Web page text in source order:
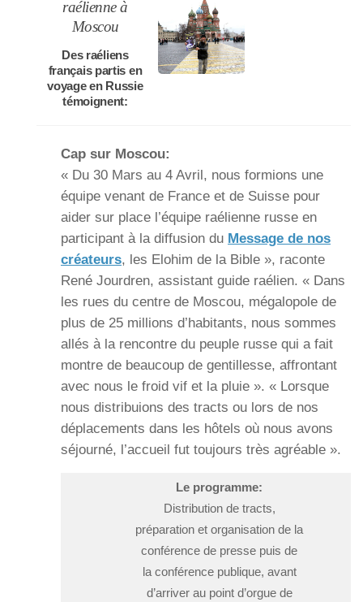
raélienne à
Moscou
Des raéliens
français partis en
voyage en Russie
témoignent:
Cap sur Moscou:
« Du 30 Mars au 4 Avril, nous formions une
équipe venant de France et de Suisse pour
aider sur place l’équipe raélienne russe en
participant à la diffusion du Message de nos
créateurs, les Elohim de la Bible », raconte
René Jourdren, assistant guide raélien. « Dans
les rues du centre de Moscou, mégalopole de
plus de 25 millions d’habitants, nous sommes
allés à la rencontre du peuple russe qui a fait
montre de beaucoup de gentillesse, affrontant
avec nous le froid vif et la pluie ». « Lorsque
nous distribuions des tracts ou lors de nos
déplacements dans les hôtels où nous avons
séjourné, l’accueil fut toujours très agréable ».
Le programme:
Distribution de tracts,
préparation et organisation de la
conférence de presse puis de
la conférence publique, avant
d’arriver au point d’orgue de